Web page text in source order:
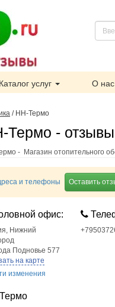
Каталог услуг О нас
/ НН-Термо
Термо - отзывы
- Магазин отопительного
и телефоны Оставить
офис:
, Нижний
Подновье 577
на карте
изменения